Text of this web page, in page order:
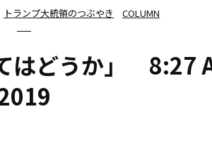
トランプ大統領のつぶやき COLUMN
はどうか」 8:27